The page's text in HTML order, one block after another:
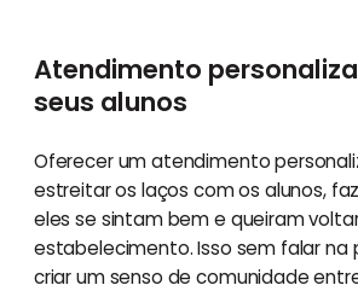
Atendimento
seus alunos
Oferecer um atendimento
estreitar os laços com os alunos,
eles se sintam bem e queiram
estabelecimento. Isso sem falar na
criar um senso de comunidade